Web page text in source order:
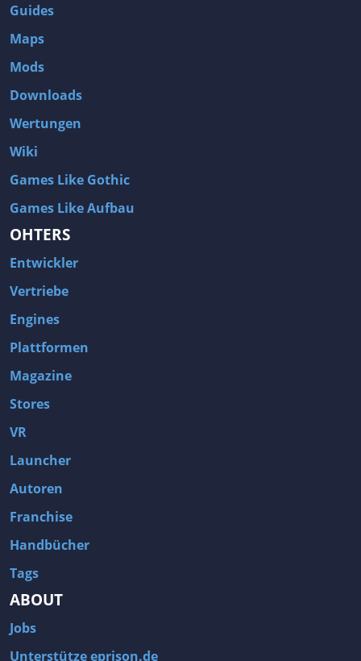
Guides
Maps
Mods
Downloads
Wertungen
Wiki
Games Like Gothic
Games Like Aufbau
OHTERS
Entwickler
Vertriebe
Engines
Plattformen
Magazine
Stores
VR
Launcher
Autoren
Franchise
Handbücher
Tags
ABOUT
Jobs
Unterstütze eprison.de